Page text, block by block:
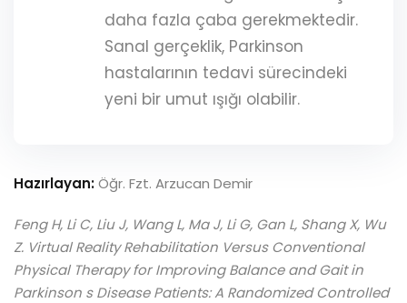
daha fazla çaba gerekmektedir.
Sanal gerçeklik, Parkinson
hastalarının tedavi sürecindeki
yeni bir umut ışığı olabilir.
Hazırlayan:Öğr. Fzt. Arzucan Demir
Feng H, Li C, Liu J, Wang L, Ma J, Li G, Gan L, Shang X, Wu
Z. Virtual Reality Rehabilitation Versus Conventional
Physical Therapy for Improving Balance and Gait in
Parkinson s Disease Patients: A Randomized Controlled